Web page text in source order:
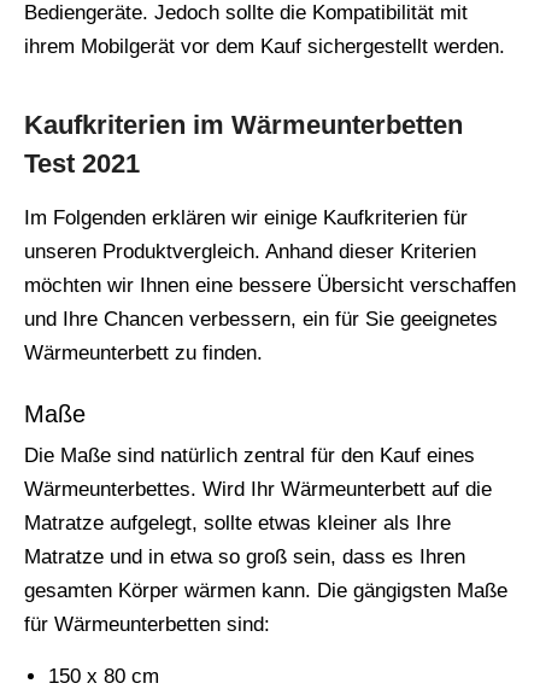
Bediengeräte. Jedoch sollte die Kompatibilität mit
ihrem Mobilgerät vor dem Kauf sichergestellt werden.
Kaufkriterien im Wärmeunterbetten
Test 2021
Im Folgenden erklären wir einige Kaufkriterien für
unseren Produktvergleich. Anhand dieser Kriterien
möchten wir Ihnen eine bessere Übersicht verschaffen
und Ihre Chancen verbessern, ein für Sie geeignetes
Wärmeunterbett zu finden.
Maße
Die Maße sind natürlich zentral für den Kauf eines
Wärmeunterbettes. Wird Ihr Wärmeunterbett auf die
Matratze aufgelegt, sollte etwas kleiner als Ihre
Matratze und in etwa so groß sein, dass es Ihren
gesamten Körper wärmen kann. Die gängigsten Maße
für Wärmeunterbetten sind:
150 x 80 cm